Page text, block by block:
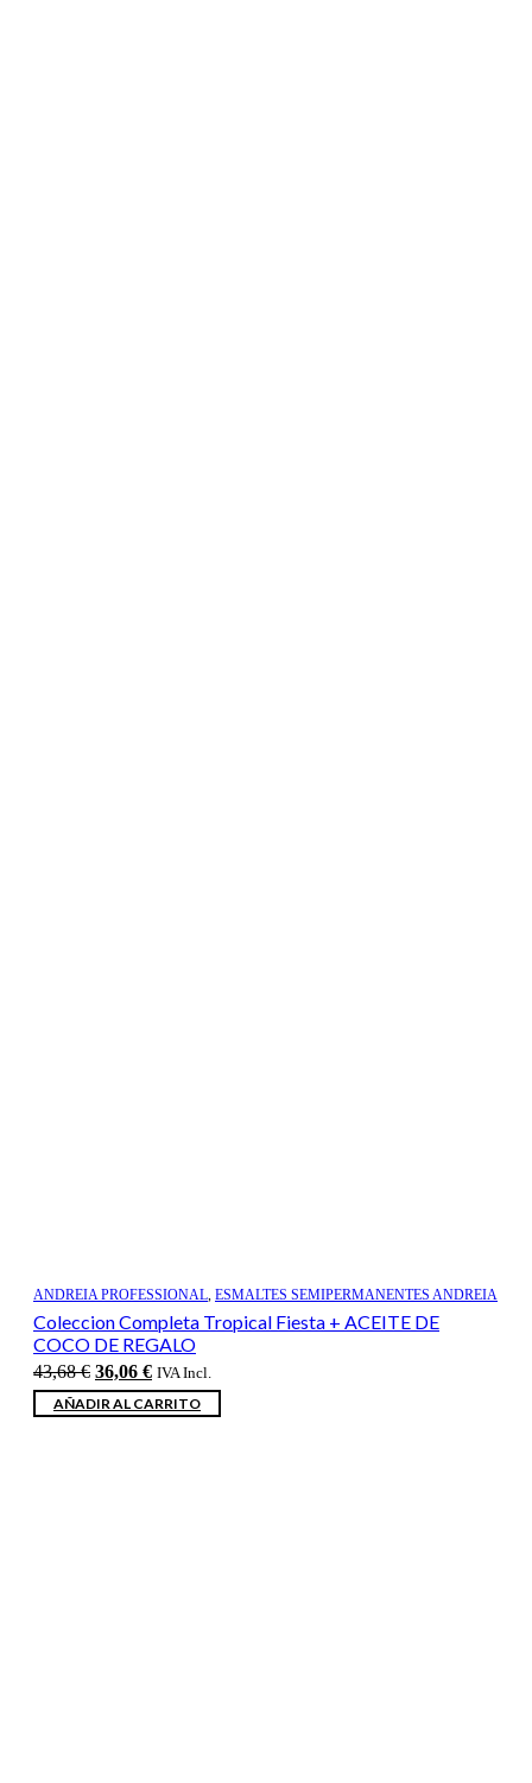
ANDREIA PROFESSIONAL, ESMALTES SEMIPERMANENTES ANDREIA
Coleccion Completa Tropical Fiesta + ACEITE DE
COCO DE REGALO
43,68€ El
precio
original
36,06 €El
precio
actual
IVA Incl.
AÑADIR AL CARRITO